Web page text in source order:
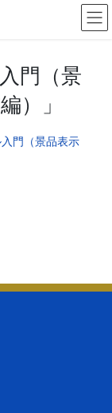
門（景
）」
門（景品表示